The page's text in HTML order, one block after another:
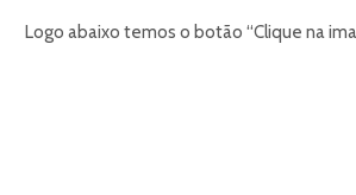
Logo abaixo temos o botão “Clique na